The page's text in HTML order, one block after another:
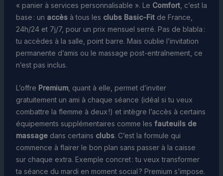
« panier à services personnalisable ». Le Comfort, c’est la
base : un accèsà tous les clubs Basic-Fitde France,
24h/24 et 7j/7, pour un prix mensuel serré. Pas de blabla :
tu accèdes à la salle, point barre. Mais oublie l’invitation
permanente d’amis ou le massage post-entraînement, ce
n’est pas inclus.
L’offre Premium, quant à elle, permet d’inviter
gratuitement un ami à chaque séance (idéal si tu veux
combattre la flemme à deux !) et intègre l’accès à certains
équipements supplémentaires comme les fauteuils de
massagedans certains clubs. C’est la formule qui
commence à flairer le bon plan sans passer à la caisse
sur chaque extra. Exemple concret : tu veux transformer
ta séance du mardi en moment social ? Premium s’impose.